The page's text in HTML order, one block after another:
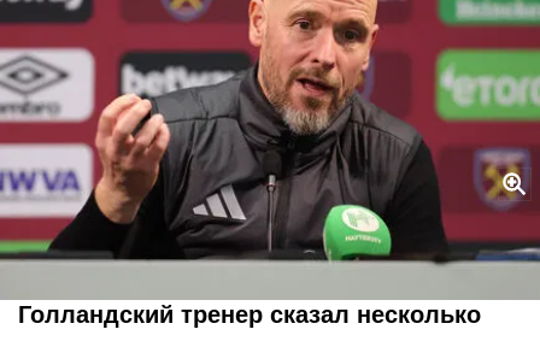
Legion-Media
Голландский тренер сказал несколько